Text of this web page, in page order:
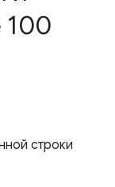
100
строки